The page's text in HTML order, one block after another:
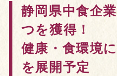
静岡県中食企
つを獲得！
健康・食環境
を展開予定